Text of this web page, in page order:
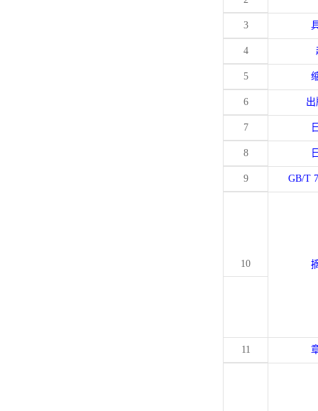
3
4
5
6
7
8
9 GB/T
10
11